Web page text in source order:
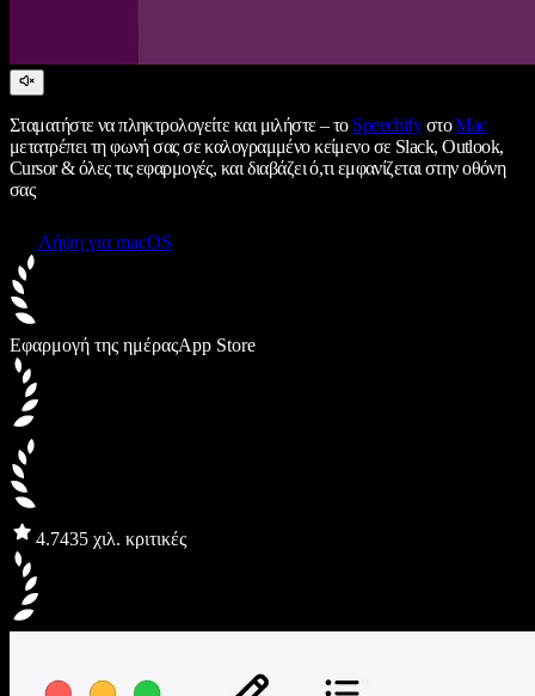
Σταματήστε να πληκτρολογείτε και μιλήστε – το SpeechifyστοMac
μετατρέπει τη φωνή σας σε καλογραμμένο κείμενο σε Slack, Outlook,
Cursor & όλες τις εφαρμογές, και διαβάζει ό,τι εμφανίζεται στην οθόνη
σας
Λήψη για macOS
Εφαρμογή της ημέραςApp Store
4.7435 χιλ. κριτικές